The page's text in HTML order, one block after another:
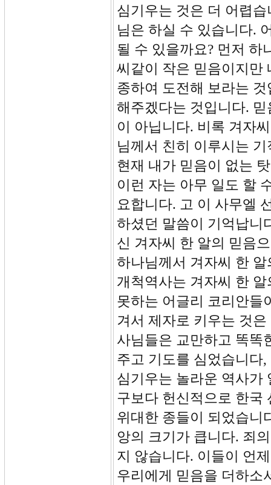
심기우는 것은 더 어렵
님은 하실 수 있습니다.
될 수 있을까요? 먼저 하
씨같이 작은 믿음이지만
종하여 도전해 보라는
해주겠다는 것입니다.
이 아닙니다. 비록 겨자
님께서 친히 이루시는
현재 내가 믿음이 없는
이런 자는 아무 일도 할
요합니다. 고 이 사무엘
하셨던 말씀이 기억납니
신 겨자씨 한 알의 믿음
하나님께서 겨자씨 한
개척역사는 겨자씨 한
못하는 어글리 코리안들
겨서 제자로 키우는 것
사님들은 교만하고 똑똑
주고 기도를 심었습니다
심기우는 놀라운 역사가
구보다 헌신적으로 한국
위대한 종들이 되었습니
앙의 크기가 큽니다. 죄
지 않습니다. 이들이 언
우리에게 믿음을 더하소